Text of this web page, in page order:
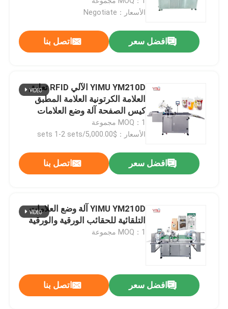
الأسعار：Negotiate
افضل سعر اتصل بنا
YIMU YM210D الآلي RFID تعليق
العلامة الكرتونية العلامة المطبق
كيس الصفحة آلة وضع العلامات
MOQ：1 مجموعة
الأسعار：$5,000.00/sets 1-2 sets
افضل سعر اتصل بنا
YIMU YM210D آلة وضع العلامات
التلقائية للحقائب الورقية والورقية
MOQ：1 مجموعة
افضل سعر اتصل بنا